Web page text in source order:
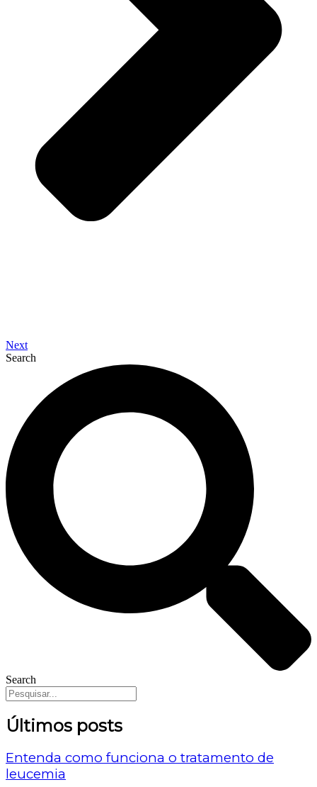
Next
Search
Search
Últimos posts
Entenda como funciona o tratamento de
leucemia